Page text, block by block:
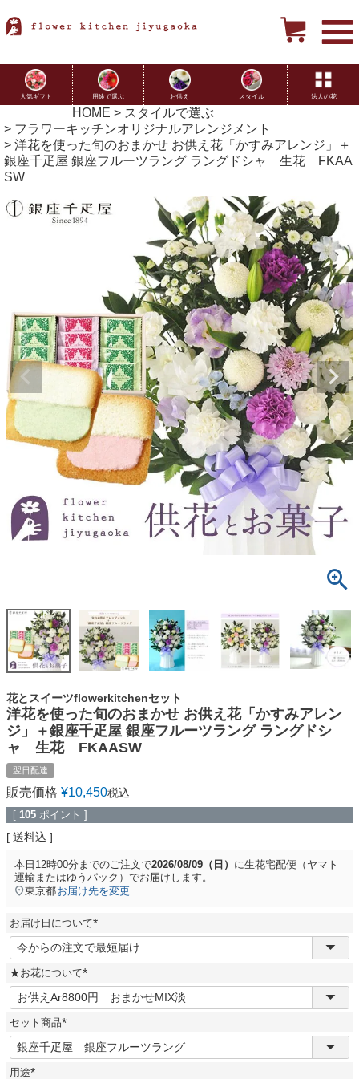
人気ギフト 用途で選ぶ お供え スタイル 法人の花
HOME
スタイルで選ぶ
フラワーキッチンオリジナルアレンジメント
洋花を使った旬のおまかせ お供え花「かすみアレンジ」＋
銀座千疋屋 銀座フルーツラング ラングドシャ 生花 FKAA
SW
花とスイーツflowerkitchenセット
洋花を使った旬のおまかせ お供え花「かすみアレン
ジ」＋銀座千疋屋 銀座フルーツラング ラングドシ
ャ 生花 FKAASW
翌日配達
販売価格 ¥10,450税込
[ 105 ポイント ]
送料込
本日 12時00分 までのご注文で2026/08/09（日） に生花宅配便（ヤマト
運輸またはゆうパック） でお届けします。
東京都お届け先を変更
お届け日について
(
必
須
★お花について
(
必
須
セット商品
(
必
須
用途